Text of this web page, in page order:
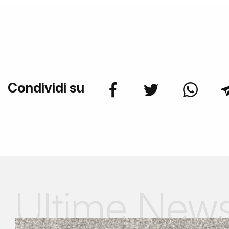
Condividi su
Ultime